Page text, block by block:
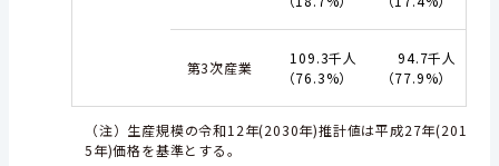
第3次産業
109.3千人
（76.3%）
94.7千人
（77.9%）
（注）生産規模の令和12年(2030年)推計値は平成27年(201
5年)価格を基準とする。